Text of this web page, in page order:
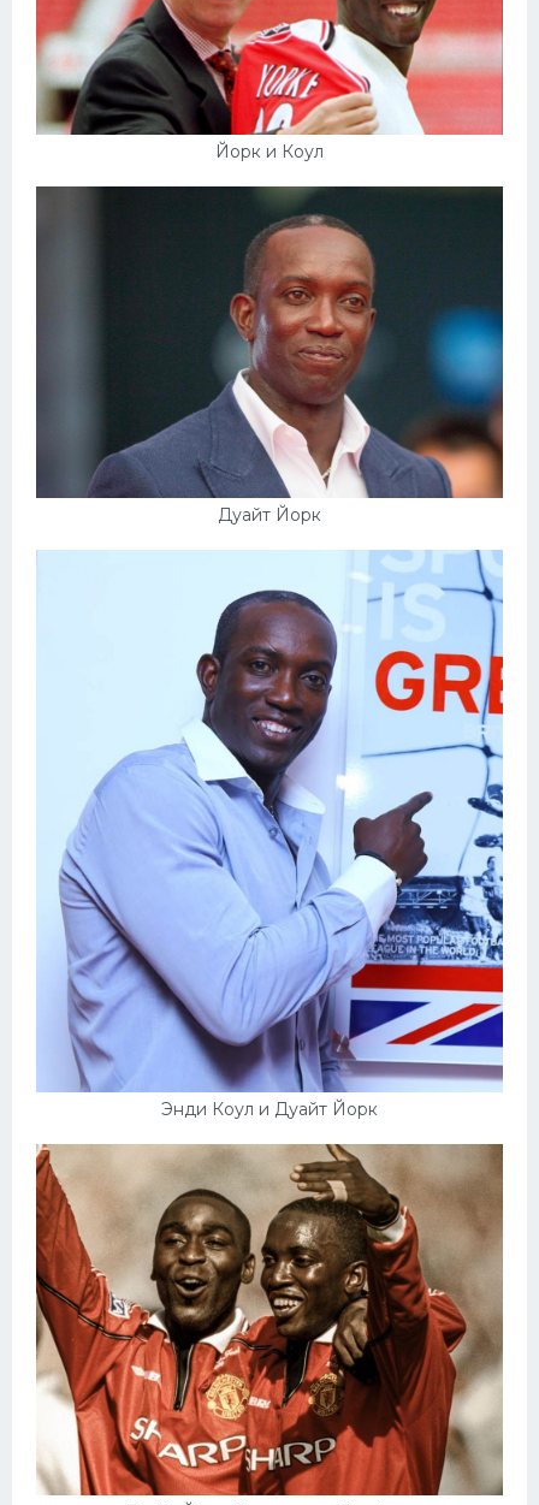
Йорк и Коул
Дуайт Йорк
Энди Коул и Дуайт Йорк